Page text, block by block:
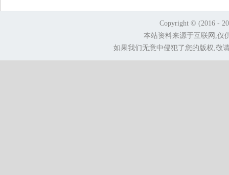
Copyright © (2016 -
本站资料来源于互联网,仅
如果我们无意中侵犯了您的版权,敬